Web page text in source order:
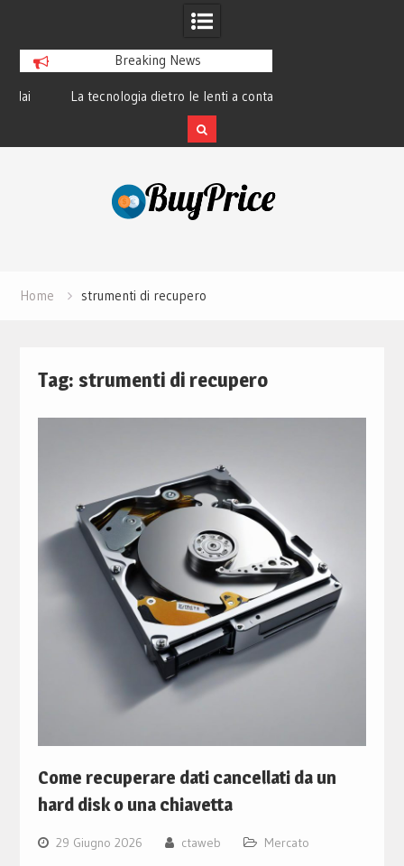
Breaking News
La tecnologia dietro le lenti a contatto
smart e il futuro visivo
Home strumenti di recupero
Tag: strumenti di recupero
Come recuperare dati cancellati da un
hard disk o una chiavetta
29 Giugno 2026 ctaweb Mercato